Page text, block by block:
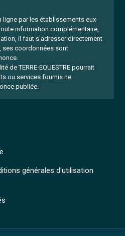
ligne par les établissements eux-
information complémentaire,
il faut s'adresser directement
ses coordonnées sont
de TERRE-EQUESTRE pourrait
ou services fournis ne
publiée.
générales d'utilisation